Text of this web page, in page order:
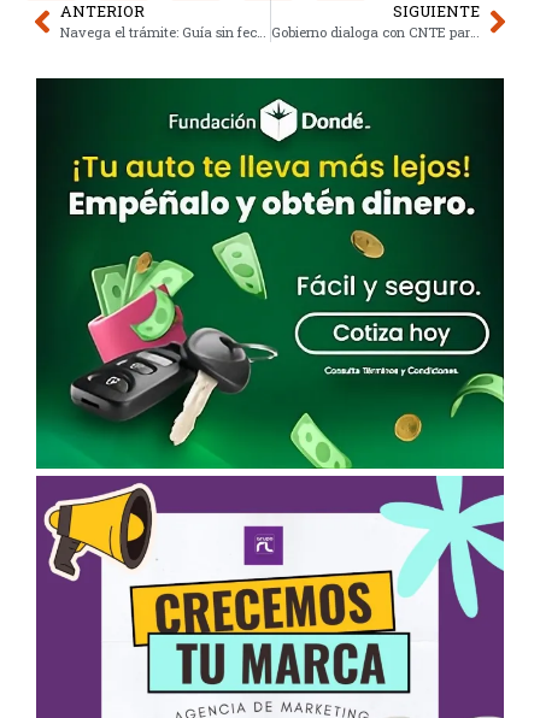
ANTERIOR
Navega el trámite: Guía sin fecha límite para la CURP biométrica
SIGUIENTE
Gobierno dialoga con CNTE para pactar sin rebasar límites presupuestarios